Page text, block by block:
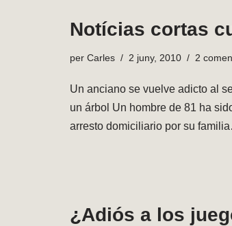
Notícias cortas
per Carles 2 juny, 2010 2
Un anciano se vuelve adicto al
un árbol Un hombre de 81 ha
arresto domiciliario por su
¿Adiós a los